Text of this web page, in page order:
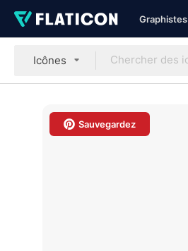
Graphistes
Icônes
Sauvegardez